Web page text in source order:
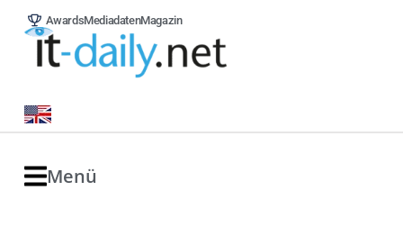
AwardsMediadatenMagazin
Menü